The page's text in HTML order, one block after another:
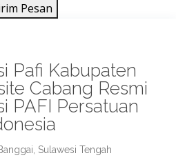
Pesan
Pafi Kabupaten
Cabang Resmi
PAFI Persatuan
Sulawesi Tengah